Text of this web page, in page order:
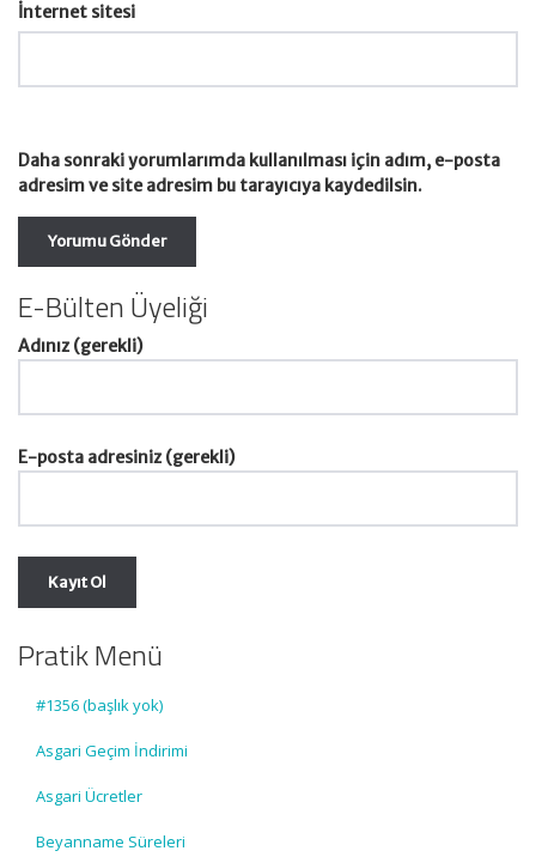
İnternet sitesi
Daha sonraki yorumlarımda kullanılması için adım, e-posta
adresim ve site adresim bu tarayıcıya kaydedilsin.
E-Bülten Üyeliği
Adınız (gerekli)
E-posta adresiniz (gerekli)
Pratik Menü
#1356 (başlık yok)
Asgari Geçim İndirimi
Asgari Ücretler
Beyanname Süreleri